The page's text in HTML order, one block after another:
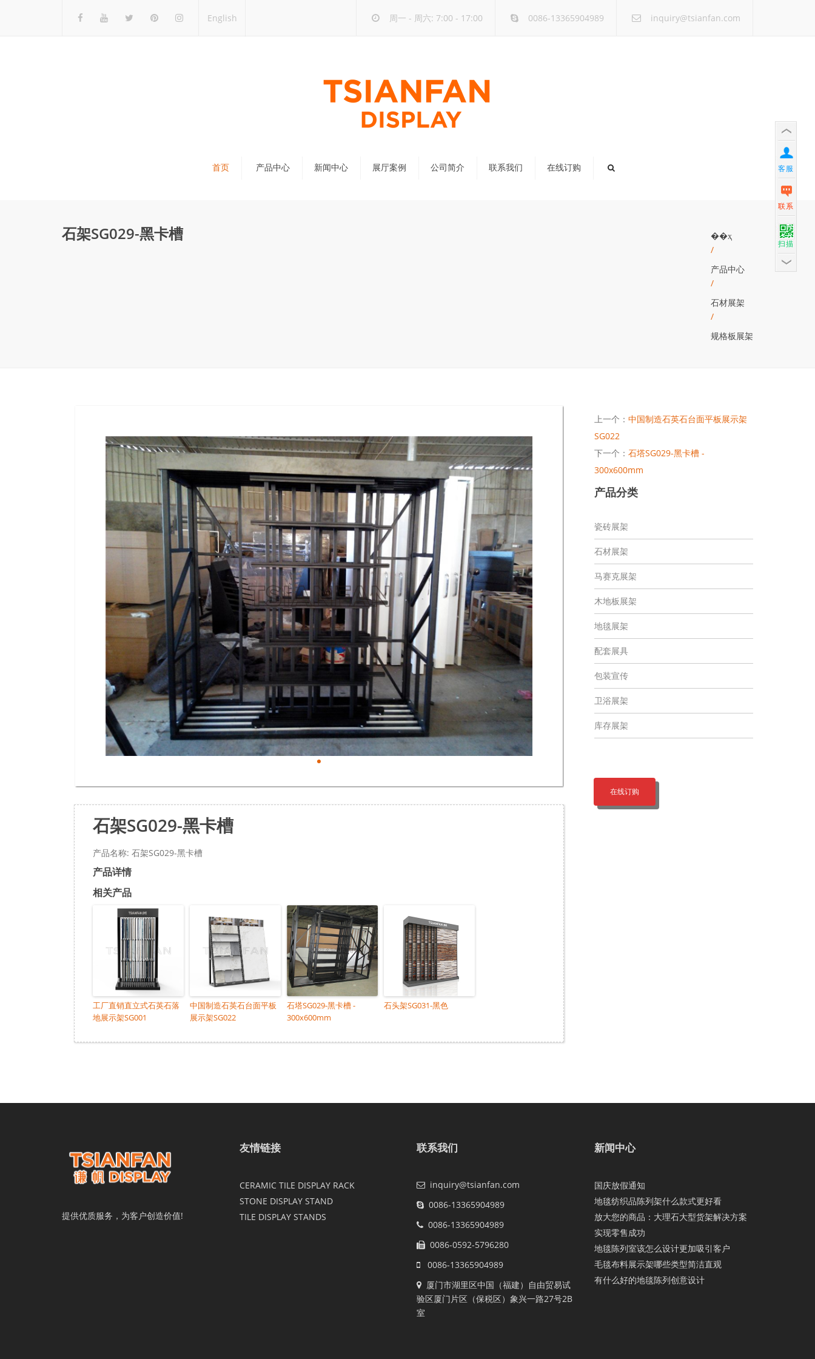
English 周一 - 周六: 7:00 - 17:00 0086-13365904989 inquiry@tsianfan.com
首页 产品中心 新闻中心 展厅案例 公司简介 联系我们 在线订购
石架SG029-黑卡槽
��ҳ
/
产品中心
/
石材展架
/
规格板展架
石架SG029-黑卡槽
产品名称: 石架SG029-黑卡槽
产品详情
相关产品
工厂直销直立式石英石落
地展示架SG001
中国制造石英石台面平板
展示架SG022
石塔SG029-黑卡槽 -
300x600mm
石头架SG031-黑色
上一个： 中国制造石英石台面平板展示架
SG022
下一个： 石塔SG029-黑卡槽 -
300x600mm
产品分类
瓷砖展架
石材展架
马赛克展架
木地板展架
地毯展架
配套展具
包装宣传
卫浴展架
库存展架
在线订购
提供优质服务，为客户创造价值!
友情链接
CERAMIC TILE DISPLAY RACK
STONE DISPLAY STAND
TILE DISPLAY STANDS
联系我们
inquiry@tsianfan.com
0086-13365904989
0086-13365904989
0086-0592-5796280
0086-13365904989
厦门市湖里区中国（福建）自由贸易试
验区厦门片区（保税区）象兴一路27号2B
室
新闻中心
国庆放假通知
地毯纺织品陈列架什么款式更好看
放大您的商品：大理石大型货架解决方案
实现零售成功
地毯陈列室该怎么设计更加吸引客户
毛毯布料展示架哪些类型简洁直观
有什么好的地毯陈列创意设计
客服
联系
扫描